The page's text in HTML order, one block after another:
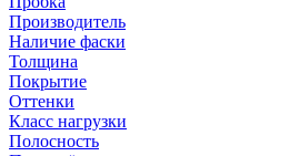
Производитель
Наличие фаски
Толщина
Покрытие
Оттенки
Класс нагрузки
Полосность